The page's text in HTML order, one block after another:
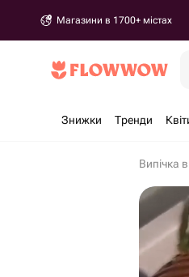
Магазини в 1700+ містах
Знижки Тренди
Випічка